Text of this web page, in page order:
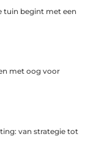
tuin begint met een
met oog voor
van strategie tot